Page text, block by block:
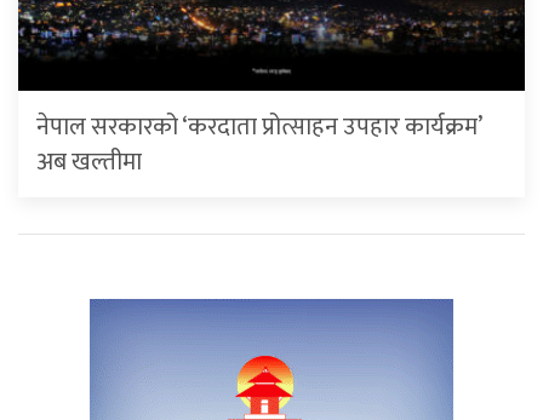
नेपाल सरकारको ‘करदाता प्रोत्साहन उपहार कार्यक्रम’
अब खल्तीमा